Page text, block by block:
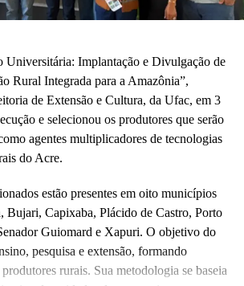
Universitária: Implantação e Divulgação de
Rural Integrada para a Amazônia”,
de Extensão e Cultura, da Ufac, em 3
e selecionou os produtores que serão
agentes multiplicadores de tecnologias
do Acre.
estão presentes em oito municípios
Bujari, Capixaba, Plácido de Castro, Porto
Guiomard e Xapuri. O objetivo do
pesquisa e extensão, formando
rurais. Sua metodologia se baseia